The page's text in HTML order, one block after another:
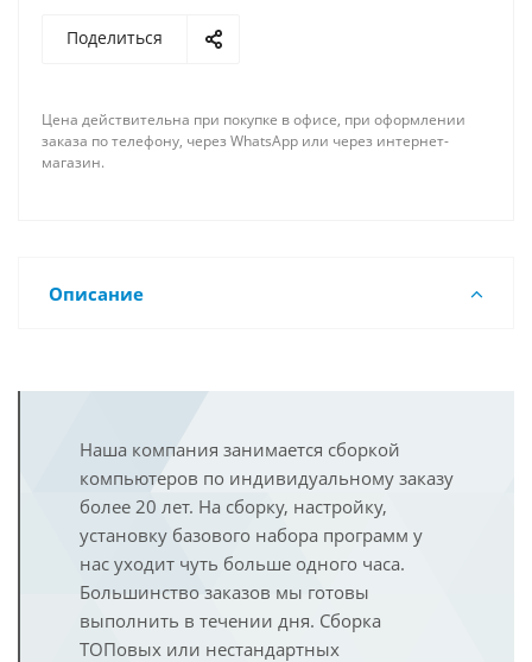
Поделиться
Цена действительна при покупке в офисе, при оформлении
заказа по телефону, через WhatsApp или через интернет-
магазин.
Описание
Наша компания занимается сборкой
компьютеров по индивидуальному заказу
более 20 лет. На сборку, настройку,
установку базового набора программ у
нас уходит чуть больше одного часа.
Большинство заказов мы готовы
выполнить в течении дня. Сборка
ТОПовых или нестандартных